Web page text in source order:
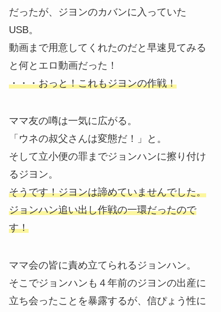
だったが、ジヨンのカバンに入っていた
USB。
動画まで用意してくれたのだと早速見てみる
と何とエロ動画だった！
・・・おっと！これもジヨンの作戦！
ママ友の噂は一気に広がる。
「ウネの叔父さんは変態だ！」と。
そして立小便の罪までジョンハンに擦り付け
るジヨン。
そうです！ジヨンは諦めていませんでした。
ジョンハン追い出し作戦の一環だったので
す！
ママ会の皆に責め立てられるジョンハン。
そこでジョンハンも４年前のジヨンの出産に
立ち会ったことを暴露するが、信ぴょう性に